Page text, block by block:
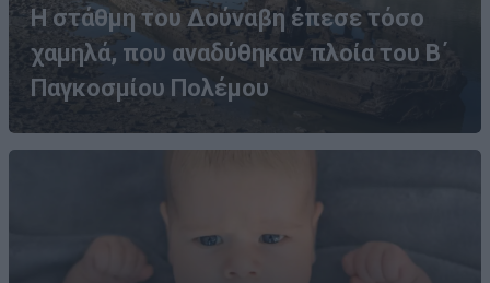
Η στάθμη του Δούναβη έπεσε τόσο
χαμηλά, που αναδύθηκαν πλοία του Β΄
Παγκοσμίου Πολέμου